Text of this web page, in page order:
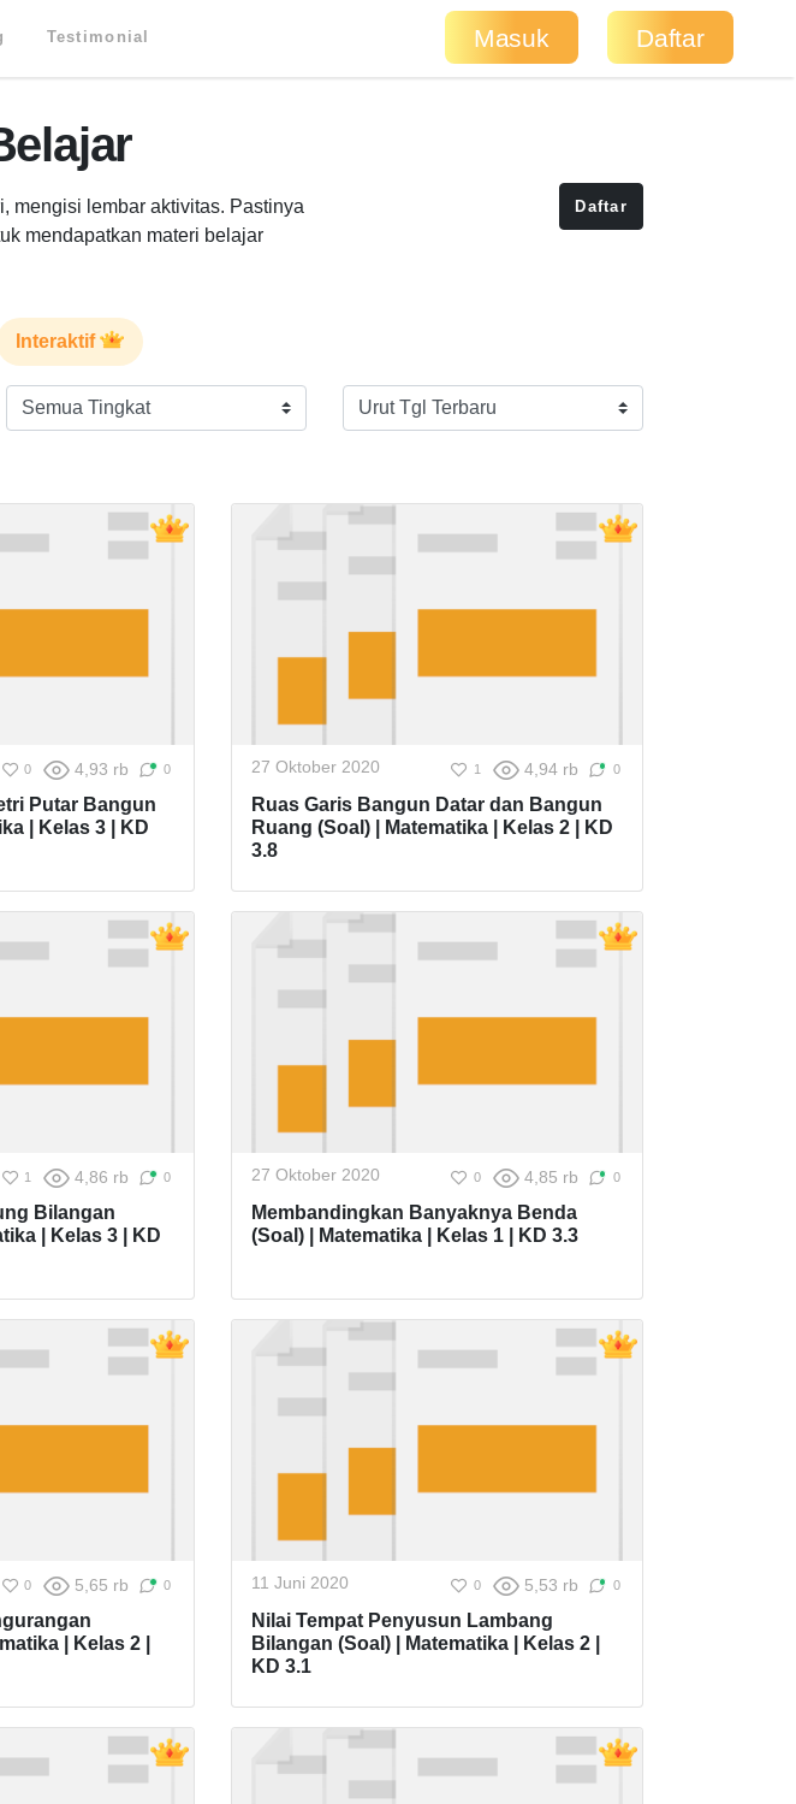
Testimonial Masuk Daftar
mengisi lembar aktivitas. Pastinya
mendapatkan materi belajar
Daftar
Interaktif
0 4,93 rb 0
Putar Bangun
| Kelas 3 | KD
27 Oktober 2020 1 4,94 rb 0
Ruas Garis Bangun Datar dan Bangun
Ruang (Soal) | Matematika | Kelas 2 | KD
3.8
1 4,86 rb 0
Bilangan
| Kelas 3 | KD
27 Oktober 2020 0 4,85 rb 0
Membandingkan Banyaknya Benda
(Soal) | Matematika | Kelas 1 | KD 3.3
0 5,65 rb 0
| Kelas 2 |
11 Juni 2020 0 5,53 rb 0
Nilai Tempat Penyusun Lambang
Bilangan (Soal) | Matematika | Kelas 2 |
KD 3.1